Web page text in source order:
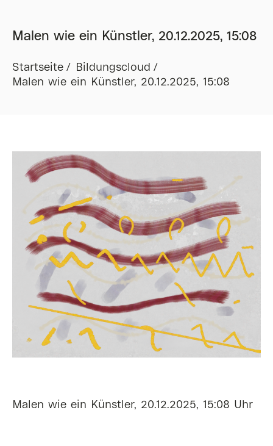
Malen wie ein Künstler, 20.12.2025, 15:08
Startseite
Bildungscloud
Malen wie ein Künstler, 20.12.2025, 15:08
Malen wie ein Künstler, 20.12.2025, 15:08 Uhr